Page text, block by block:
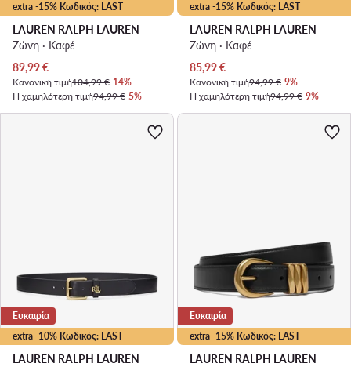
extra -15% Κωδικός: LAST
LAUREN RALPH LAUREN
Ζώνη · Καφέ
Τρέχουσα τιμή
89,99€
Κανονική τιμή104,99 €-14%
Η χαμηλότερη τιμή94,99 €-5%
extra -15% Κωδικός: LAST
LAUREN RALPH LAUREN
Ζώνη · Καφέ
Τρέχουσα τιμή
85,99€
Κανονική τιμή94,99 €-9%
Η χαμηλότερη τιμή94,99 €-9%
extra -10% Κωδικός: LAST
Ευκαιρία
LAUREN RALPH LAUREN
extra -15% Κωδικός: LAST
Ευκαιρία
LAUREN RALPH LAUREN